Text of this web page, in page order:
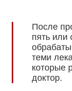
После
пять или
теми
которые
доктор.